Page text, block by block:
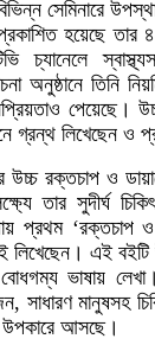
সেমিনারে
প্রকাশিত হয়েছে তার
চ্যানেলে
অনুষ্ঠানে তিনি
পেয়েছে।
গ্রন্থ লিখেছেন ও
রক্তচাপ ও
তার সুদীর্ঘ
প্রথম
লিখেছেন। এই বইটি
ভাষায়
সাধারণ মানুষসহ
উপকারে আসছে।